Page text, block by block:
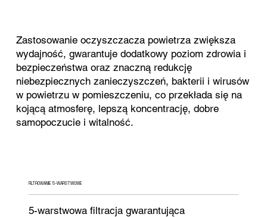
Zastosowanie oczyszczacza powietrza zwiększa
wydajność, gwarantuje dodatkowy poziom zdrowia i
bezpieczeństwa oraz znaczną redukcję
niebezpiecznych zanieczyszczeń, bakterii i wirusów
w powietrzu w pomieszczeniu, co przekłada się na
kojącą atmosferę, lepszą koncentrację, dobre
samopoczucie i witalność.
FILTROWANIE 5-WARSTWOWE
5-warstwowa filtracja gwarantująca